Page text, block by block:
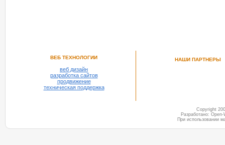
ВЕБ ТЕХНОЛОГИИ
веб дизайн
разработка сайтов
продвижение
техническая поддержка
НАШИ ПАРТНЕРЫ
Copyright
Разработано:
При использовании